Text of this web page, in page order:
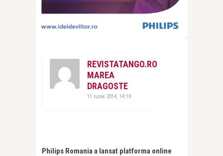
REVISTATANGO.RO
MAREA
DRAGOSTE
11 iunie 2014, 14:10
Philips Romania a lansat platforma online